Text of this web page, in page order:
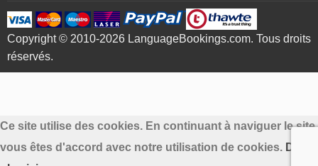
Copyright © 2010-2026 LanguageBookings.com. Tous droits
réservés.
Ce site utilise des cookies. En continuant à naviguer le site
vous êtes d'accord avec notre utilisation de cookies.